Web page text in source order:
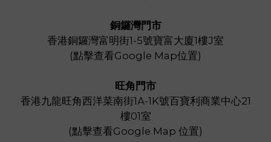
銅鑼灣門市
香港銅鑼灣富明街1-5號寶富大廈1樓J室
(點擊查看Google Map位置)
旺角門市
香港九龍旺角西洋菜南街1A-1K號百寶利商業中心21
樓01室
(點擊查看Google Map 位置)